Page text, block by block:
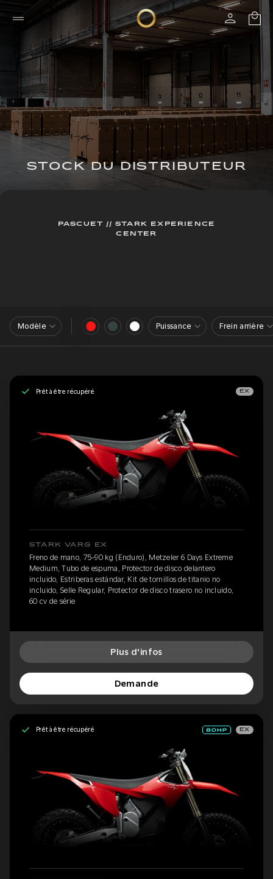
STOCK DU DISTRIBUTEUR
PASCUET // STARK EXPERIENCE
CENTER
Modèle Puissance Frein arrière
Prêt à être récupéré EX
STARK VARG EX
Freno de mano, 75-90 kg (Enduro), Metzeler 6 Days Extreme
Medium, Tubo de espuma, Protector de disco delantero
incluido, Estriberas estándar, Kit de tornillos de titanio no
incluido, Selle Regular, Protector de disco trasero no incluido,
60 cv de série
Plus d'infos
Demande
Prêt à être récupéré EX